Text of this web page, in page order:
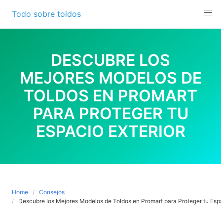
content
Todo sobre toldos
DESCUBRE LOS
MEJORES MODELOS DE
TOLDOS EN PROMART
PARA PROTEGER TU
ESPACIO EXTERIOR
Home
Consejos
Descubre los Mejores Modelos de Toldos en Promart para Proteger tu